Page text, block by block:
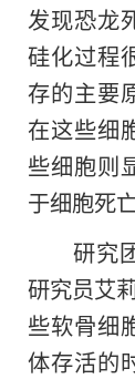
发现恐龙
硅化过程
存的主要
在这些细
些细胞则
于细胞死
研究
研究员艾
些软骨细
体存活的